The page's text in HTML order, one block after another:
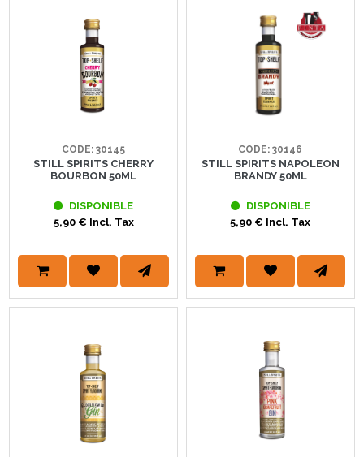
CODE: 30145
STILL SPIRITS CHERRY
BOURBON 50ML
DISPONIBLE
5,90 € Incl. Tax
CODE: 30146
STILL SPIRITS NAPOLEON
BRANDY 50ML
DISPONIBLE
5,90 € Incl. Tax